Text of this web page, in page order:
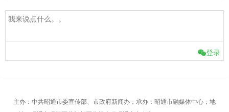
登录
主办：中共昭通市委宣传部、市政府新闻办；承办：昭通市融媒体中心；地